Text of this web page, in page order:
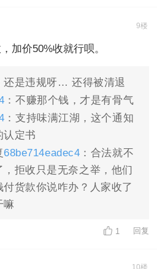
9楼
加价50%收就行呗。
还是违规呀… 还得被清退
：不赚那个钱，才是有骨气
：支持味满江湖，这个通知
认定书
68be714eadec4 ：合法就不
拒收只是无奈之举，他们
货款你说咋办？人家收了
嘛
1 回复
10楼